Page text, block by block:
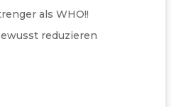
als WHO!!
reduzieren